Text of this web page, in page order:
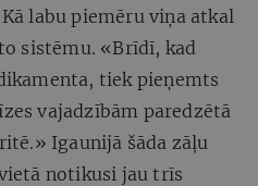
labu piemēru viņa atkal
sistēmu. «Brīdī, kad
tiek pieņemts
vajadzībām paredzētā
Igaunijā šāda zāļu
notikusi jau trīs